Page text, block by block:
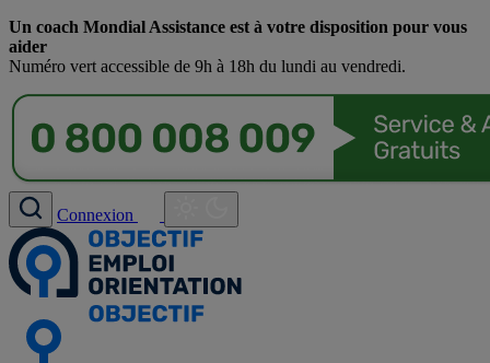
Un coach Mondial Assistance est à votre disposition pour vous
aider
Numéro vert accessible de 9h à 18h du lundi au vendredi.
Connexion